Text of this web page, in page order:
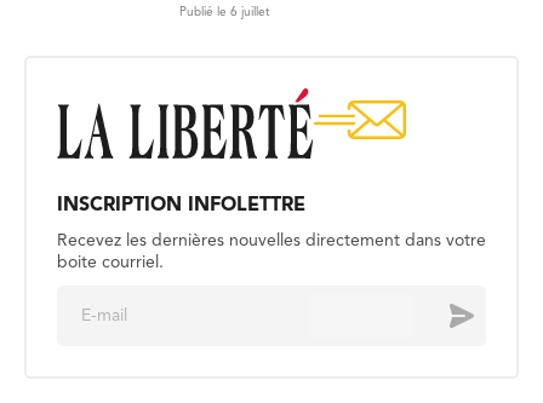
Publié le 6 juillet
INSCRIPTION INFOLETTRE
Recevez les dernières nouvelles directement dans votre
boite courriel.
Envoyer